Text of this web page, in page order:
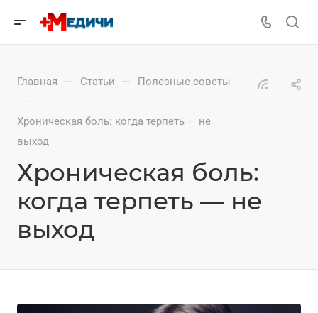
Главная — Статьи — Полезные советы
—
Хроническая боль: когда терпеть — не
выход
Хроническая боль:
когда терпеть — не
выход